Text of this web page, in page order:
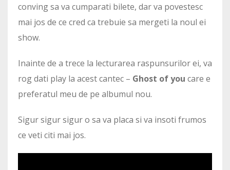
conving sa va cumparati bilete, dar va povestesc
mai jos de ce cred ca trebuie sa mergeti la noul ei
show.
Inainte de a trece la lecturarea raspunsurilor ei, va
rog dati play la acest cantec – Ghost of you care e
preferatul meu de pe albumul nou.
Sigur sigur sigur o sa va placa si va insoti frumos
ce veti citi mai jos.